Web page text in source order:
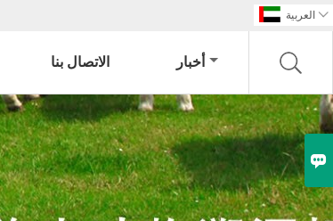
العربية 
الاتصال بنا أخبار
